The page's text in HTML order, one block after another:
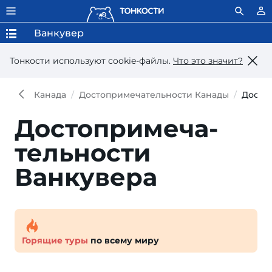
Тонкости используют сookie-файлы. Что это значит?
Ванкувер
Канада Достопримечательности Канады
Достопри­меча­
тель­ности
Ванкувера
Горящие туры по всему миру